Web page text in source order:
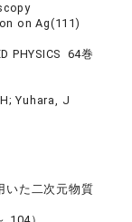
on Ag(111)
PHYSICS 64巻
Yuhara, J
いた二次元物質